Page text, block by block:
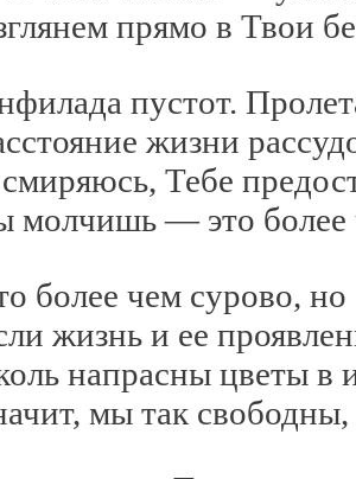
прямо в Твои
пустот.
жизни
Тебе
— это более
чем сурово, но
и ее
напрасны цветы в
мы так свободны,